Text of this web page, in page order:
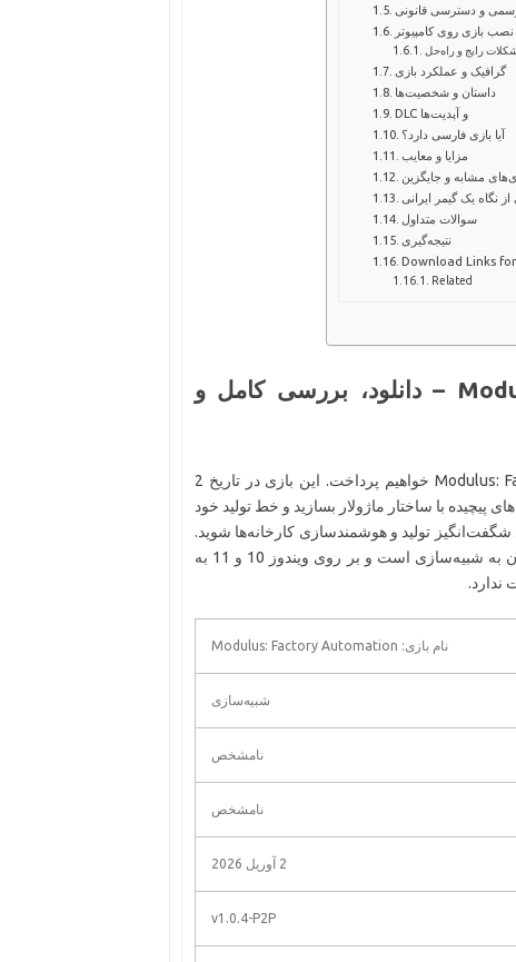
و دسترسی قانونی
بازی روی کامپیوتر
رایج و راه‌حل
گرافیک و عملکرد بازی
داستان و شخصیت‌ها
DLC و آپدیت‌ها
آیا بازی فارسی دارد؟
مزایا و معایب
مشابه و جایگزین
از نگاه یک گیمر ایرانی
سوالات متداول
نتیجه‌گیری
Download Links
Related
Modulus Factory Automation v1.0.4-P2P – دانلود، بررسی کامل و
در این مقاله به بررسی بازی جذاب و مهیج Modulus: Factory Automation خواهیم پرداخت. این بازی در تاریخ 2
پیچیده با ساختار ماژولار بسازید و خط تولید خود
شگفت‌انگیز تولید و هوشمندسازی کارخانه‌ها شوید.
با گرافیک زیبا و گیم‌پلی جذاب، این بازی مناسب برای علاقه‌مندان به شبیه‌سازی است و بر روی ویندوز 10 و 11 به
ندارد.
نام بازی: Modulus: Factory Automation
شبیه‌سازی
نامشخص
نامشخص
2 آوریل 2026
v1.0.4-P2P